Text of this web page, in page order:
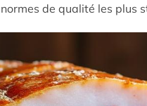
de qualité les plus